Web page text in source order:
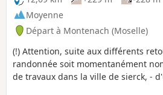
voie en son temps.
Moyenne
Départ à Montenach (Moselle)
(!) Attention, suite aux différents
randonnée soit momentanément
de travaux dans la ville de sierck, -